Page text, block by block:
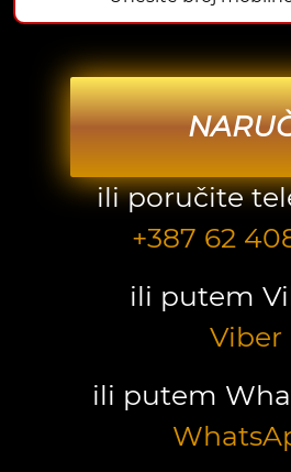
ili poručite
+387 62
ili putem
Viber
ili putem